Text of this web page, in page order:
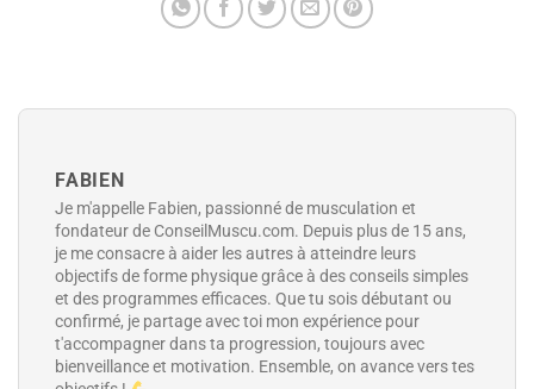
FABIEN
Je m'appelle Fabien, passionné de musculation et
fondateur de ConseilMuscu.com. Depuis plus de 15 ans,
je me consacre à aider les autres à atteindre leurs
objectifs de forme physique grâce à des conseils simples
et des programmes efficaces. Que tu sois débutant ou
confirmé, je partage avec toi mon expérience pour
t'accompagner dans ta progression, toujours avec
bienveillance et motivation. Ensemble, on avance vers tes